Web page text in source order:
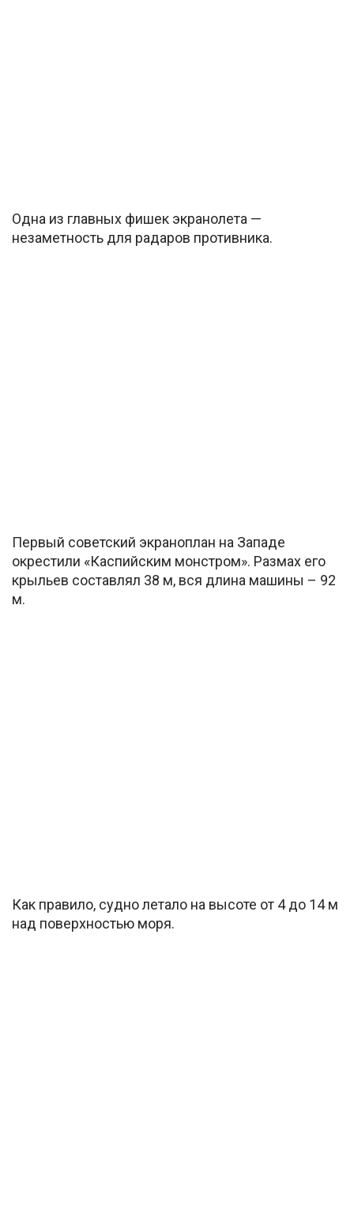
Одна из главных фишек экранолета —
незаметность для радаров противника.
Первый советский экраноплан на Западе
окрестили «Каспийским монстром». Размах его
крыльев составлял 38 м, вся длина машины – 92
м.
Как правило, судно летало на высоте от 4 до 14 м
над поверхностью моря.